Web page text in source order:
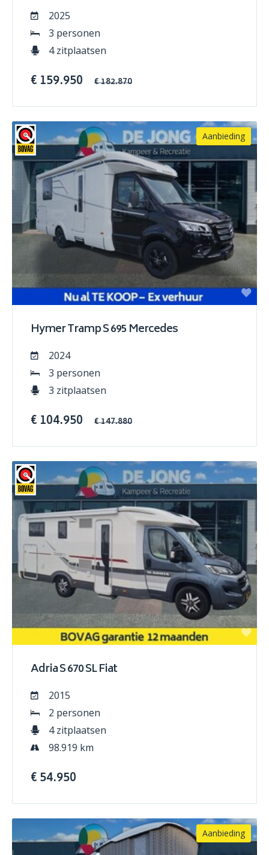
2025
3 personen
4 zitplaatsen
€ 159.950 € 182.870
Aanbieding
Hymer Tramp S 695 Mercedes
2024
3 personen
3 zitplaatsen
€ 104.950 € 147.880
Adria S 670 SL Fiat
2015
2 personen
4 zitplaatsen
98.919 km
€ 54.950
Aanbieding